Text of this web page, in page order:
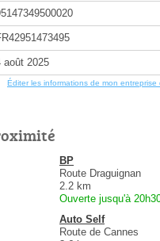
août 2025
Éditer les informations de mon
BP
Route Draguignan
2.2 km
Ouverte jusqu'à
Auto Self
Route de Cannes